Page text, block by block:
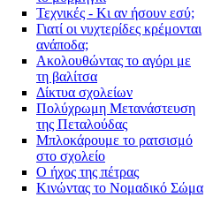
Τεχνικές - Κι αν ήσουν εσύ;
Γιατί οι νυχτερίδες κρέμονται
ανάποδα;
Ακολουθώντας το αγόρι με
τη βαλίτσα
Δίκτυα σχολείων
Πολύχρωμη Μετανάστευση
της Πεταλούδας
Μπλοκάρουμε το ρατσισμό
στο σχολείο
Ο ήχος της πέτρας
Κινώντας το Νομαδικό Σώμα